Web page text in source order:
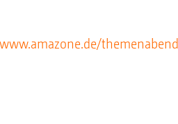
www.amazone.de/themenabend